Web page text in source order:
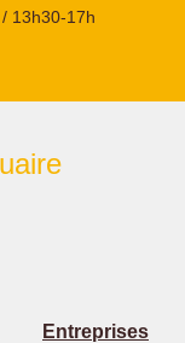
13h30-17h
Entreprises